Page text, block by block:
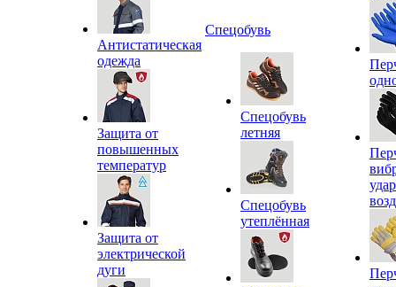
Антистатическая
одежда
Защита от
повышенных
температур
Защита от
электрической
дуги
Спецобувь
Спецобувь
летняя
Спецобувь
утеплённая